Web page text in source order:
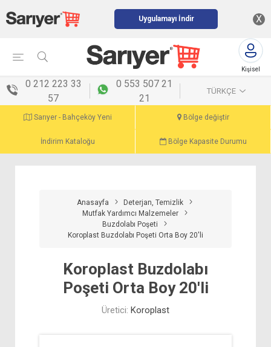
Uygulamayı İndir X
Kişisel
0 212 223 33
57
0 553 507 21
21
TÜRKÇE
Sarıyer - Bahçeköy Yeni Bölge değiştir
İndirim Kataloğu Bölge Kapasite Durumu
Anasayfa
Deterjan, Temizlik
Mutfak Yardımcı Malzemeler
Buzdolabı Poşeti
Koroplast Buzdolabı Poşeti Orta Boy 20'li
Koroplast Buzdolabı
Poşeti Orta Boy 20'li
Üretici: Koroplast